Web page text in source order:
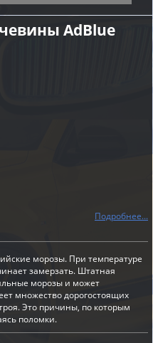
AdBlue
Подробнее...
морозы. При температуре
замерзать. Штатная
морозы и может
множество дорогостоящих
Это причины, по которым
поломки.